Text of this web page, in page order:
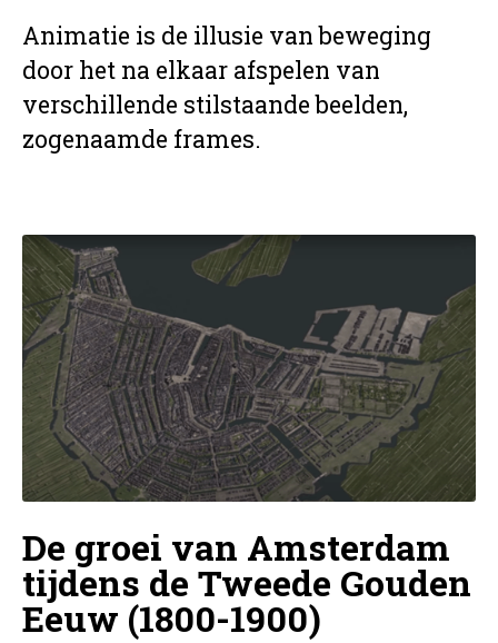
Animatie is de illusie van beweging
door het na elkaar afspelen van
verschillende stilstaande beelden,
zogenaamde frames.
De groei van Amsterdam
tijdens de Tweede Gouden
Eeuw (1800-1900)